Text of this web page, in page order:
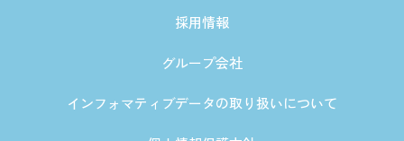
採用情報
グループ会社
インフォマティブデータの取り扱いについて